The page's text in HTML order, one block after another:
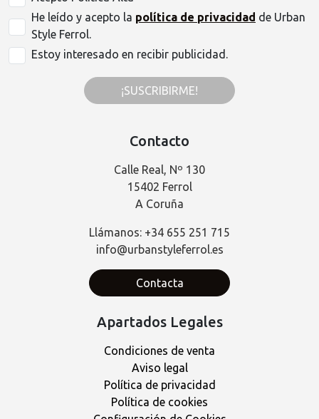
He leído y acepto la política de privacidad de Urban
Style Ferrol.
Estoy interesado en recibir publicidad.
¡SUSCRIBIRME!
Contacto
Calle Real, Nº 130
15402 Ferrol
A Coruña
Llámanos: +34 655 251 715
info@urbanstyleferrol.es
Contacta
Apartados Legales
Condiciones de venta
Aviso legal
Política de privacidad
Política de cookies